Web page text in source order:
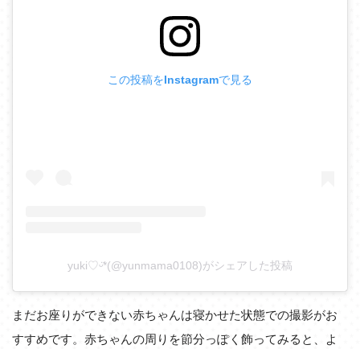
この投稿をInstagramで見る
yuki♡ᵕ̈*(@yunmama0108)がシェアした投稿
まだお座りができない赤ちゃんは寝かせた状態での撮影がお
すすめです。赤ちゃんの周りを節分っぽく飾ってみると、よ